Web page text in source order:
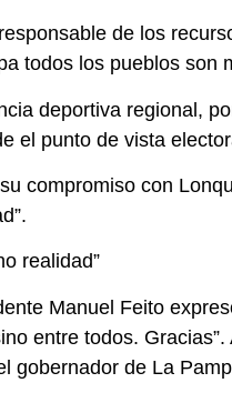
de los
todos los pueblos
deportiva regional,
el punto de vista
compromiso con
realidad”
Manuel Feito
entre todos.
gobernador de La